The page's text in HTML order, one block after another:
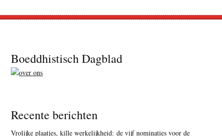
Footer
Boeddhistisch Dagblad
Recente berichten
Vrolijke plaatjes, kille werkelijkheid: de vijf nominaties voor de